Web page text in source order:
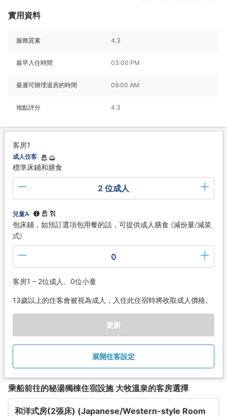
實用資料
服務質素 4.3
最早入住時間 03:00 PM
最遲可辦理退房的時間 09:00 AM
地點評分 4.3
客房1
成人住客
標準床鋪和膳食
2 位成人
兒童A
包床鋪，如預訂選項包用餐的話，可提供成人膳食 (減份量/減菜
式)
0
客房1 – 2位成人、0位小童
13歲以上的住客會被視為成人，入住此住宿時將收取成人價格。
更新
展開住客設定
乘船前往的秘湯獨棟住宿設施 大牧溫泉的客房選擇
和洋式房(2張床) (Japanese/Western-style Room